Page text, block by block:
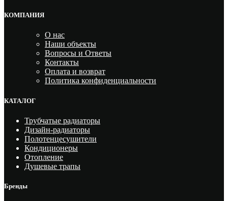
КОМПАНИЯ
О нас
Наши объекты
Вопросы и Ответы
Контакты
Оплата и возврат
Политика конфиденциальности
КАТАЛОГ
Трубчатые радиаторы
Дизайн-радиаторы
Полотенцесушители
Кондиционеры
Отопление
Душевые трапы
Бренды